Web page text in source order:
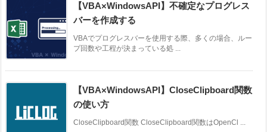
【VBA×WindowsAPI】不確定なプログレス
バーを作成する
VBAでプログレスバーを使用する際、多くの場合、ルー
プ回数や工程が決まっている処 ...
【VBA×WindowsAPI】CloseClipboard関数
の使い方
CloseClipboard関数 CloseClipboard関数はOpenCl ...